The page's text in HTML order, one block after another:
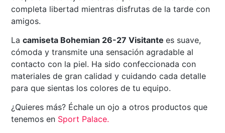
completa libertad mientras disfrutas de la tarde con
amigos.
Lacamiseta Bohemian 26-27 Visitante es suave,
cómoda y transmite una sensación agradable al
contacto con la piel. Ha sido confeccionada con
materiales de gran calidad y cuidando cada detalle
para que sientas los colores de tu equipo.
¿Quieres más? Échale un ojo a otros productos que
tenemos en Sport Palace.